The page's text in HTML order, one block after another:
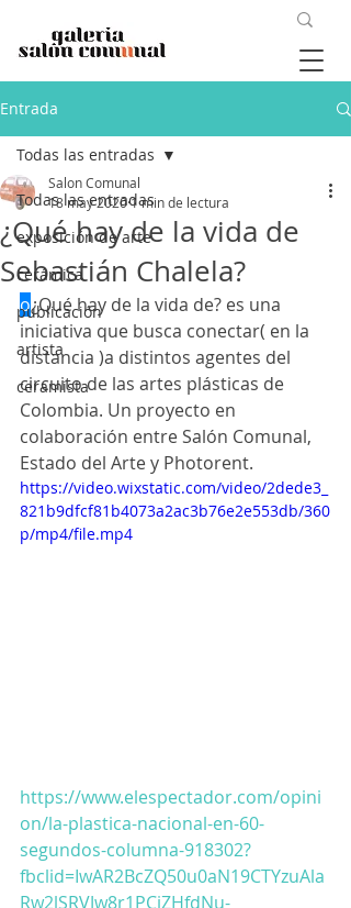
Entrada
Todas las entradas
exposición de arte
cerámica
publicación
artista
ceramista
Todas las entradas
¿Qué hay de la vida de
Sebastián Chalela?
Salon Comunal
18 may 20201 min de lectura
o¿Qué hay de la vida de? es una
iniciativa que busca conectar( en la
distancia )a distintos agentes del
circuito de las artes plásticas de
Colombia. Un proyecto en
colaboración entre Salón Comunal,
Estado del Arte y Photorent.
https://video.wixstatic.com/video/2dede3_
821b9dfcf81b4073a2ac3b76e2e553db/360
p/mp4/file.mp4
https://www.elespectador.com/opini
on/la-plastica-nacional-en-60-
segundos-columna-918302?
fbclid=IwAR2BcZQ50u0aN19CTYzuAla
Rw2lSRVJw8r1PCiZHfdNu-